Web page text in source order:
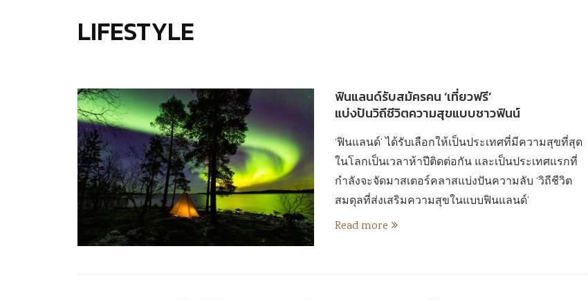
LIFESTYLE
ฟินแลนด์รับสมัครคน ‘เที่ยวฟรี’
แบ่งปันวิถีชีวิตความสุขแบบชาวฟินน์
‘ฟินแลนด์’ ได้รับเลือกให้เป็นประเทศที่มีความสุขที่สุด
ในโลกเป็นเวลาห้าปีติดต่อกัน และเป็นประเทศแรกที่
กำลังจะจัดมาสเตอร์คลาสแบ่งปันความลับ ‘วิถีชีวิต
สมดุลที่ส่งเสริมความสุขในแบบฟินแลนด์’
Read more